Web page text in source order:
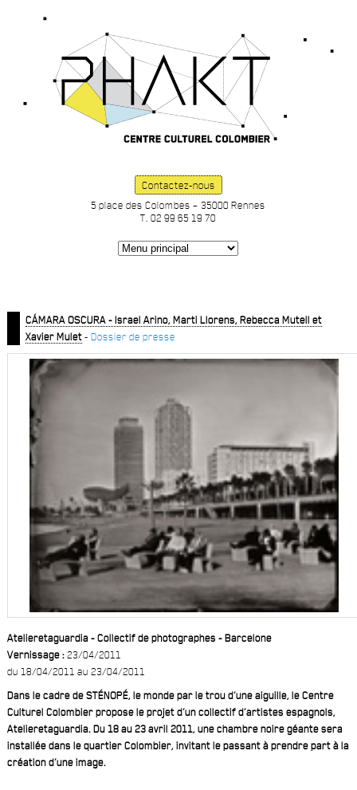
Contactez-nous
5 place des Colombes – 35000 Rennes
T. 02 99 65 19 70
CÁMARA OSCURA - Israel Arino, Marti Llorens, Rebecca Mutell et
Xavier Mulet- Dossier de presse
Atelieretaguardia - Collectif de photographes - Barcelone
Vernissage :23/04/2011
du 18/04/2011 au 23/04/2011
Dans le cadre de STÉNOPÉ, le monde par le trou d’une aiguille, le Centre
Culturel Colombier propose le projet d’un collectif d’artistes espagnols,
Atelieretaguardia. Du 18 au 23 avril 2011, une chambre noire géante sera
installée dans le quartier Colombier, invitant le passant à prendre part à la
création d’une image.